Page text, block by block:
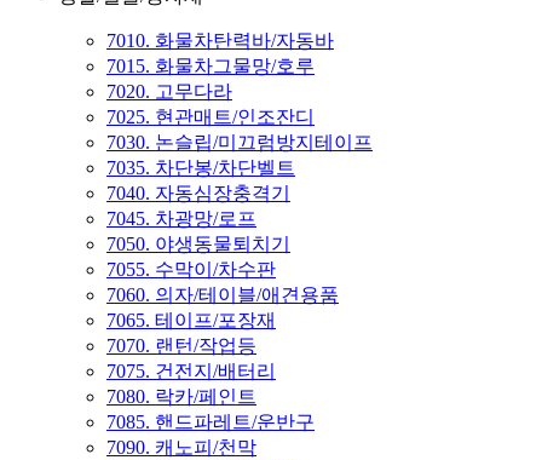
7010. 화물차탄력바/자동바
7015. 화물차그물망/호루
7020. 고무다라
7025. 현관매트/인조잔디
7030. 논슬립/미끄럼방지테이프
7035. 차단봉/차단벨트
7040. 자동심장충격기
7045. 차광망/로프
7050. 야생동물퇴치기
7055. 수막이/차수판
7060. 의자/테이블/애견용품
7065. 테이프/포장재
7070. 랜턴/작업등
7075. 건전지/배터리
7080. 락카/페인트
7085. 핸드파레트/운반구
7090. 캐노피/천막